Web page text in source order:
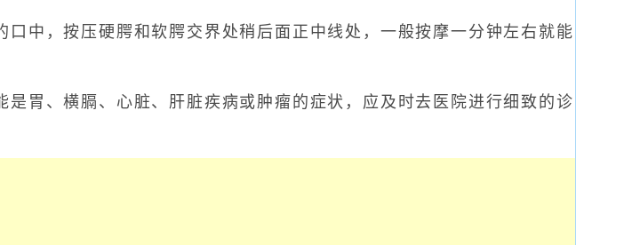
口中，按压硬腭和软腭交界处稍后面正中线处，一般按摩一分钟左右就能
、横膈、心脏、肝脏疾病或肿瘤的症状，应及时去医院进行细致的诊